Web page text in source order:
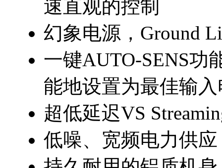
速直观的控制
幻象电源，Ground
一键AUTO-SENS功
能地设置为最佳输
超低延迟VS
低噪、宽频电力供应